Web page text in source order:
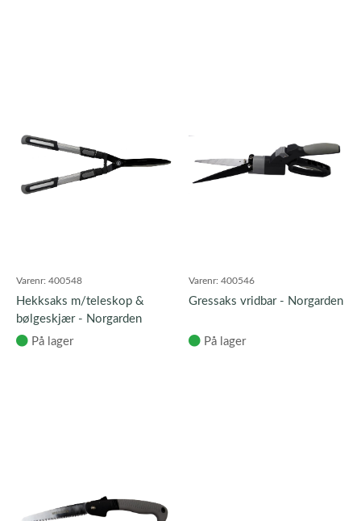
Varenr: 400548
Hekksaks m/teleskop &
bølgeskjær - Norgarden
På lager
Varenr: 400546
Gressaks vridbar - Norgarden
På lager